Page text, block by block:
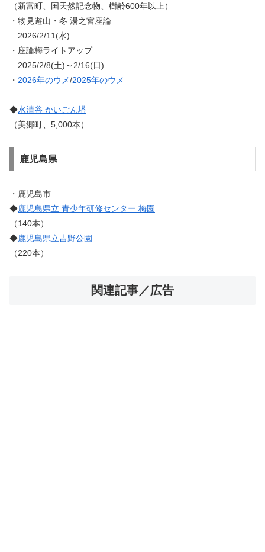
（新富町、国天然記念物、樹齢600年以上）
・物見遊山・冬 湯之宮座論
…2026/2/11(水)
・座論梅ライトアップ
…2025/2/8(土)～2/16(日)
・ 2026年のウメ/2025年のウメ
◆水清谷 かいごん塔
（美郷町、5,000本）
鹿児島県
・鹿児島市
◆鹿児島県立 青少年研修センター 梅園
（140本）
◆鹿児島県立吉野公園
（220本）
関連記事／広告